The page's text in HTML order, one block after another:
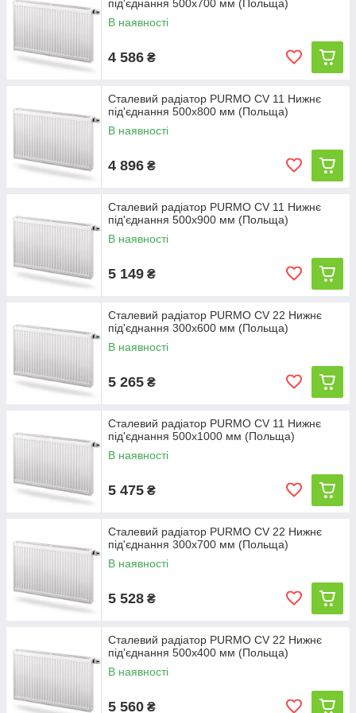
Післяпродажне обслуговування і 10-річна
під'єднання 500x700 мм (Польща)
В наявності
4 586 ₴
Сталевий радіатор PURMO CV 11 Нижнє
під'єднання 500x800 мм (Польща)
В наявності
4 896 ₴
Сталевий радіатор PURMO CV 11 Нижнє
під'єднання 500x900 мм (Польща)
В наявності
5 149 ₴
Сталевий радіатор PURMO CV 22 Нижнє
під'єднання 300x600 мм (Польща)
В наявності
5 265 ₴
Сталевий радіатор PURMO CV 11 Нижнє
під'єднання 500x1000 мм (Польща)
В наявності
5 475 ₴
Сталевий радіатор PURMO CV 22 Нижнє
під'єднання 300x700 мм (Польща)
В наявності
5 528 ₴
Сталевий радіатор PURMO CV 22 Нижнє
під'єднання 500x400 мм (Польща)
В наявності
5 560 ₴